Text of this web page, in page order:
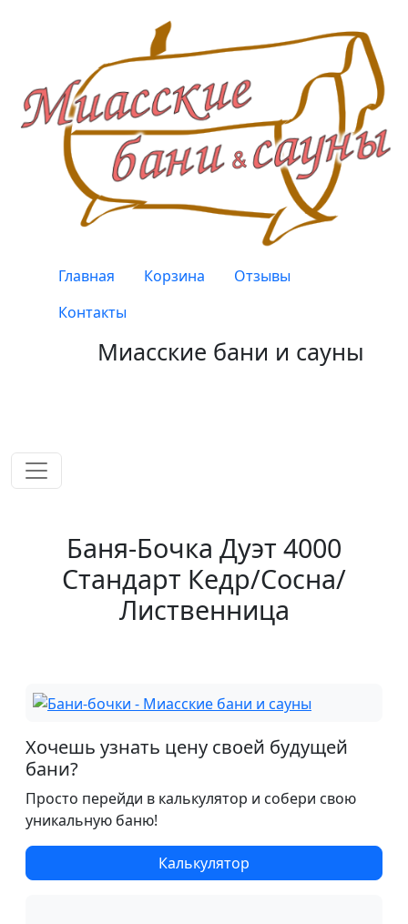
Верхнее меню
Главная Корзина
Отзывы
Контакты
Миасские бани и сауны
Баня-Бочка Дуэт 4000
Стандарт Кедр/Сосна/
Лиственница
Хочешь узнать цену своей будущей
бани?
Просто перейди в калькулятор и собери свою
уникальную баню!
Калькулятор